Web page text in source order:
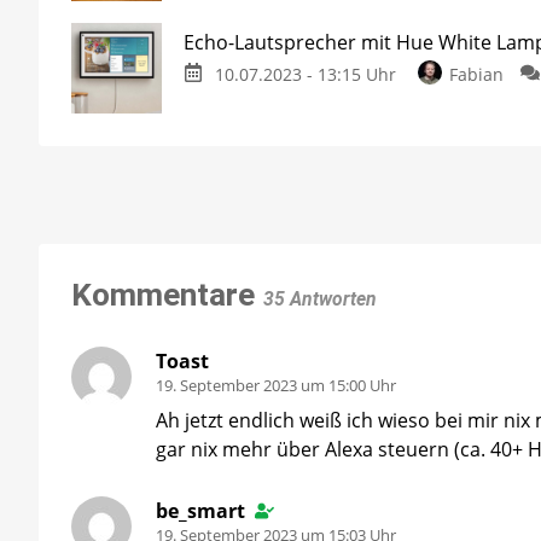
Echo-Lautsprecher mit Hue White
10.07.2023 - 13:15 Uhr Fabian
Kommentare 35 Antworten
Toast
19. September 2023 um 15:00 Uhr
Ah jetzt endlich weiß ich wieso bei mir
gar nix mehr über Alexa steuern (ca. 40+
be_smart
19. September 2023 um 15:03 Uhr